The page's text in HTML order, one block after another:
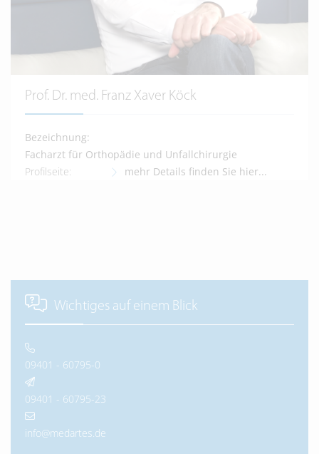
Prof. Dr. med. Franz Xaver Köck
Bezeichnung:
Facharzt für Orthopädie und Unfallchirurgie
Profilseite:
mehr Details finden Sie hier...
Wichtiges auf einem Blick
09401 - 60795-0
09401 - 60795-23
info@medartes.de